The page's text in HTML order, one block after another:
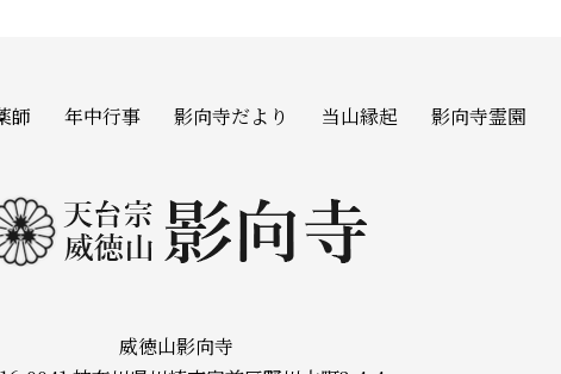
師 年中行事 影向寺だより 当山縁起 影向寺霊園
威徳山影向寺